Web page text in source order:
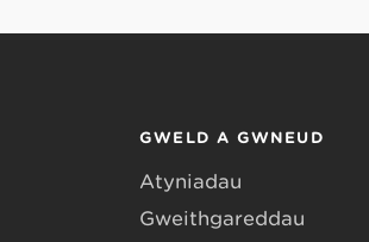
GWELD A GWNEUD
Atyniadau
Gweithgareddau